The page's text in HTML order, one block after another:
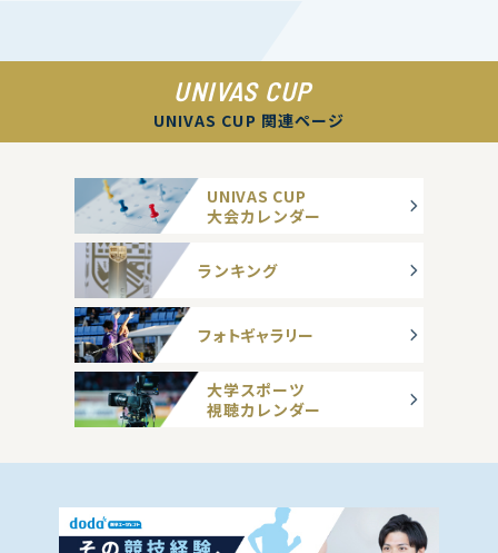
UNIVAS CUP
UNIVAS CUP 関連ページ
UNIVAS CUP
大会カレンダー
ランキング
フォトギャラリー
大学スポーツ
視聴カレンダー